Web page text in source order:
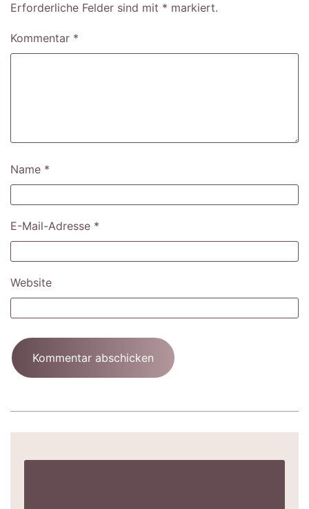
Erforderliche Felder sind mit * markiert
Kommentar *
Name *
E-Mail-Adresse *
Website